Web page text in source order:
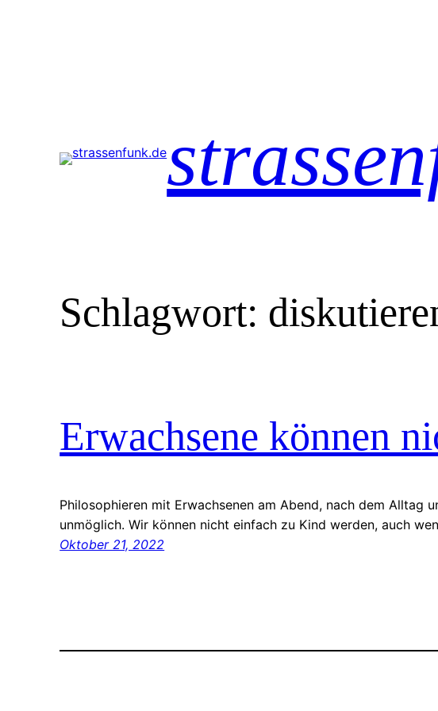
Schlagwort:
Erwachsene können
Philosophieren mit Erwachsenen am Abend, nach dem Alltag
unmöglich. Wir können nicht einfach zu Kind werden, auch
Oktober 21, 2022